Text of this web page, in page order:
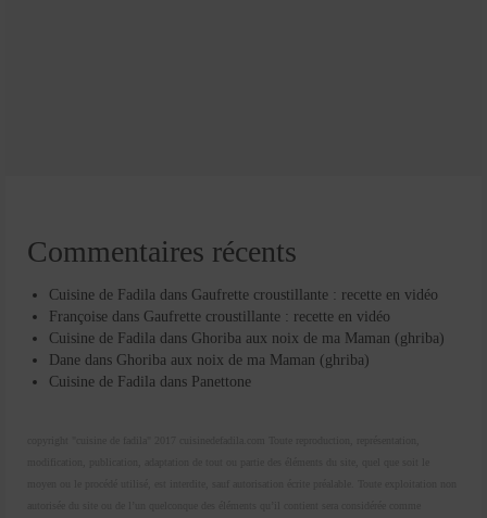
Commentaires récents
Cuisine de Fadila dans Gaufrette croustillante : recette en vidéo
Françoise dans Gaufrette croustillante : recette en vidéo
Cuisine de Fadila dans Ghoriba aux noix de ma Maman (ghriba)
Dane dans Ghoriba aux noix de ma Maman (ghriba)
Cuisine de Fadila dans Panettone